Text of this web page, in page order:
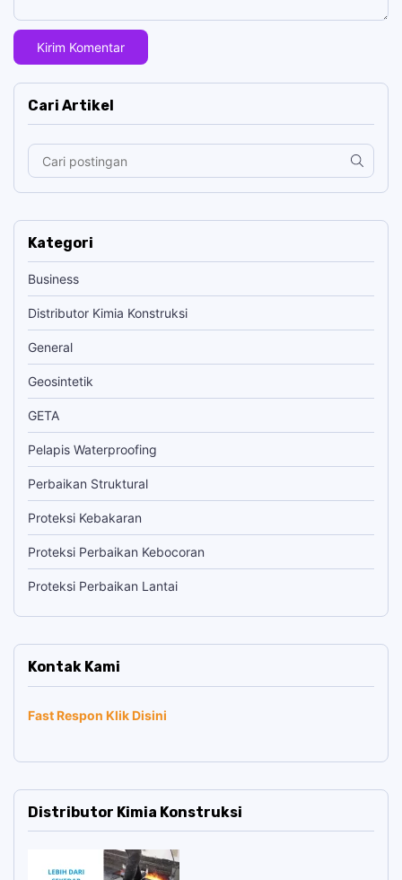
Cari Artikel
Kategori
Business
Distributor Kimia Konstruksi
General
Geosintetik
GETA
Pelapis Waterproofing
Perbaikan Struktural
Proteksi Kebakaran
Proteksi Perbaikan Kebocoran
Proteksi Perbaikan Lantai
Kontak Kami
Distributor Kimia Konstruksi